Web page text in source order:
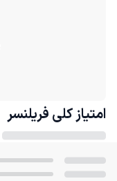
امتیاز کلی فریلنسر